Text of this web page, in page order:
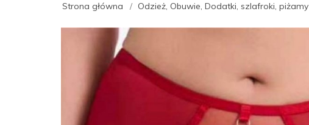
Strona główna Odzież, Obuwie, Dodatki, szlafroki, piżamy